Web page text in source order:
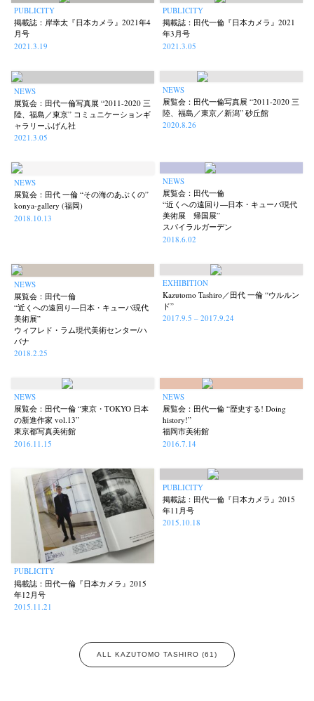
PUBLICITY
掲載誌：岸幸太『日本カメラ』2021年4
月号
2021.3.19
PUBLICITY
掲載誌：田代一倫『日本カメラ』2021
年3月号
2021.3.05
NEWS
展覧会：田代一倫写真展 “2011-2020 三
陸、福島／東京” コミュニケーションギ
ャラリーふげん社
2021.3.05
NEWS
展覧会：田代一倫写真展 “2011-2020 三
陸、福島／東京／新潟” 砂丘館
2020.8.26
NEWS
展覧会：田代 一倫 “その海のあぶくの”
konya-gallery (福岡)
2018.10.13
NEWS
展覧会：田代一倫
“近くへの遠回り―日本・キューバ現代
美術展 帰国展”
スパイラルガーデン
2018.6.02
NEWS
展覧会：田代一倫
“近くへの遠回り―日本・キューバ現代
美術展”
ウィフレド・ラム現代美術センター/ハ
バナ
2018.2.25
EXHIBITION
Kazutomo Tashiro／田代 一倫 “ウルルン
ド”
2017.9.5 – 2017.9.24
NEWS
展覧会：田代一倫 “東京・TOKYO 日本
の新進作家 vol.13”
東京都写真美術館
2016.11.15
NEWS
展覧会：田代一倫 “歴史する! Doing
history!”
福岡市美術館
2016.7.14
PUBLICITY
掲載誌：田代一倫『日本カメラ』2015
年12月号
2015.11.21
PUBLICITY
掲載誌：田代一倫『日本カメラ』2015
年11月号
2015.10.18
ALL KAZUTOMO TASHIRO (61)